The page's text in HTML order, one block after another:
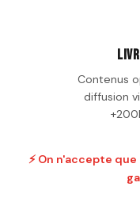
Contenus
diffusion
⚡ On n'accepte